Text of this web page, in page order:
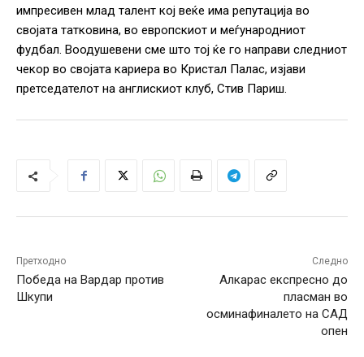
импресивен млад талент кој веќе има репутација во
својата татковина, во европскиот и меѓународниот
фудбал. Воодушевени сме што тој ќе го направи следниот
чекор во својата кариера во Кристал Палас, изјави
претседателот на англискиот клуб, Стив Париш.
Претходно
Победа на Вардар против
Шкупи
Следно
Алкарас експресно до
пласман во
осминафиналето на САД
опен